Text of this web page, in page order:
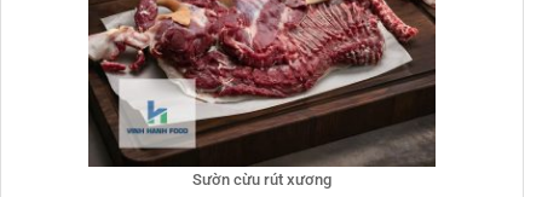
Sườn cừu rút xương